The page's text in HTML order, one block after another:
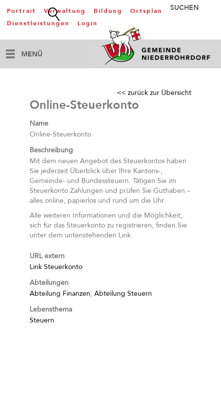
Portrait Verwaltung Bildung
Ortsplan
Dienstleistungen
Login
MENÜ
<< zurück zur Übersicht
Online-Steuerkonto
Name
Online-Steuerkonto
Beschreibung
Mit dem neuen Angebot des Steuerkontos haben
Sie jederzeit Überblick über Ihre Kantons-,
Gemeinde- und Bundessteuern. Tätigen Sie im
Steuerkonto Zahlungen und prüfen Sie Guthaben –
alles online, papierlos und rund um die Uhr.
Alle weiteren Informationen und die Möglichkeit,
sich für das Steuerkonto zu registrieren, finden Sie
unter dem untenstehenden Link.
URL extern
Link Steuerkonto
Abteilungen
Abteilung Finanzen, Abteilung Steuern
Lebensthema
Steuern